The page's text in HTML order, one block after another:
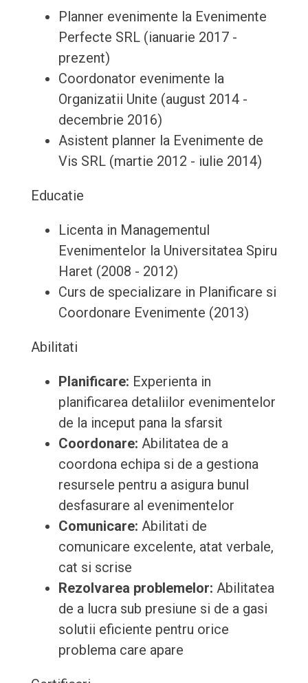
Planner evenimente la Evenimente
Perfecte SRL (ianuarie 2017 -
prezent)
Coordonator evenimente la
Organizatii Unite (august 2014 -
decembrie 2016)
Asistent planner la Evenimente de
Vis SRL (martie 2012 - iulie 2014)
Educatie
Licenta in Managementul
Evenimentelor la Universitatea Spiru
Haret (2008 - 2012)
Curs de specializare in Planificare si
Coordonare Evenimente (2013)
Abilitati
Planificare: Experienta in
planificarea detaliilor evenimentelor
de la inceput pana la sfarsit
Coordonare: Abilitatea de a
coordona echipa si de a gestiona
resursele pentru a asigura bunul
desfasurare al evenimentelor
Comunicare: Abilitati de
comunicare excelente, atat verbale,
cat si scrise
Rezolvarea problemelor: Abilitatea
de a lucra sub presiune si de a gasi
solutii eficiente pentru orice
problema care apare